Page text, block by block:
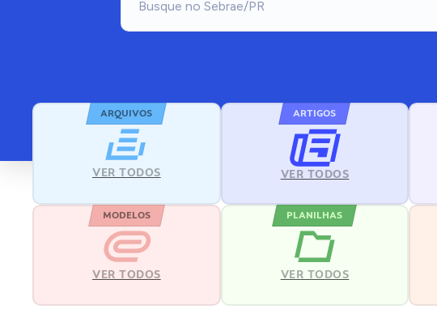
ARQUIVOS
VER TODOS
ARTIGOS
VER TODOS
MODELOS
VER TODOS
PLANILHAS
VER TODOS